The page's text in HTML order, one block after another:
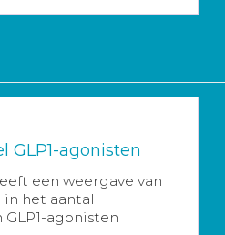
GLP1-agonisten
een weergave van
het aantal
agonisten